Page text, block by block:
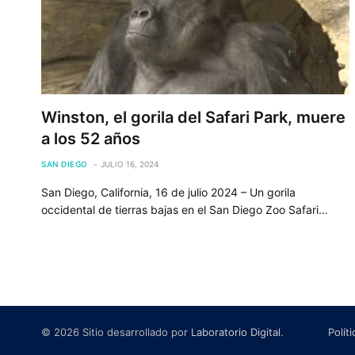
Winston, el gorila del Safari Park, muere
a los 52 años
SAN DIEGO JULIO 16, 2024
San Diego, California, 16 de julio 2024 – Un gorila
occidental de tierras bajas en el San Diego Zoo Safari…
© 2026 Sitio desarrollado por Laboratorio Digital.